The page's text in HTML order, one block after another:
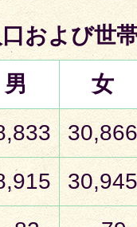
および世
男
女
30,866
30,945